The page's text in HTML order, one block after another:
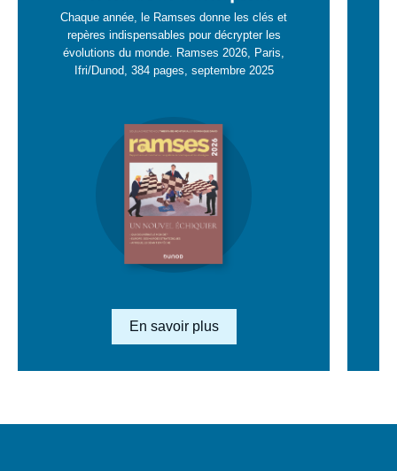
savoir
plus
Chaque année, le Ramses donne les clés et
repères indispensables pour décrypter les
évolutions du monde. Ramses 2026, Paris,
Ifri/Dunod, 384 pages, septembre 2025
savoir
Lien en savoir plus
En savoir plus